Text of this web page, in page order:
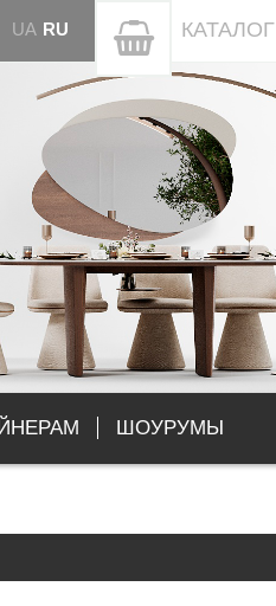
UA RU КАТАЛОГ
ШОУРУМЫ